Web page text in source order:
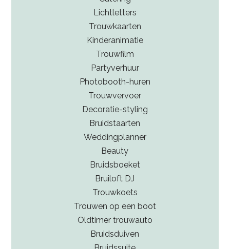
Lichtletters
Trouwkaarten
Kinderanimatie
Trouwfilm
Partyverhuur
Photobooth-huren
Trouwvervoer
Decoratie-styling
Bruidstaarten
Weddingplanner
Beauty
Bruidsboeket
Bruiloft DJ
Trouwkoets
Trouwen op een boot
Oldtimer trouwauto
Bruidsduiven